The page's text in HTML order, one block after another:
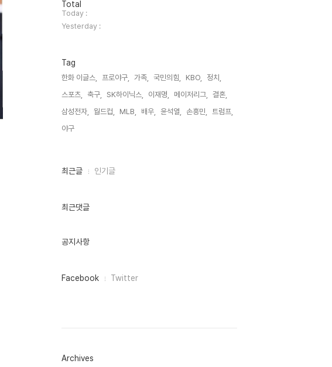
방
문
자
수
Total
Today :
Yesterday :
Tag
한화 이글스, 프로야구, 가족, 국민의힘, KBO,
정치,
스포츠,
축구, SK하이닉스, 이재명, 메이저리그,
결혼,
삼성전자,
월드컵, MLB, 배우, 윤석열, 손흥민,
트럼프,
야구,
최
인
최근글 인기글
최근댓글
공지사항
페
그
Facebook Twitter
Archives